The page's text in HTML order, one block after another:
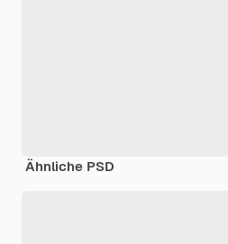
Ähnliche PSD